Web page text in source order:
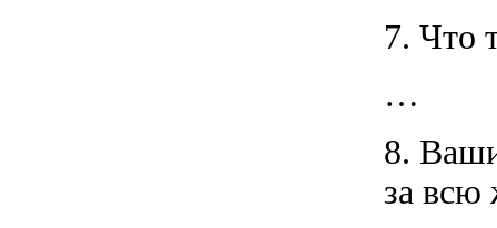
7. Что
…
8.
за всю